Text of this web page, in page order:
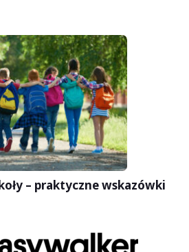
– praktyczne wskazówki